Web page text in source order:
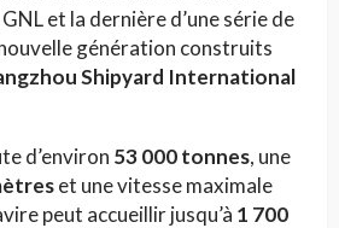
et la dernière d’une série de
génération construits
Shipyard International
d’environ 53 000 tonnes, une
et une vitesse maximale
peut accueillir jusqu’à 1 700